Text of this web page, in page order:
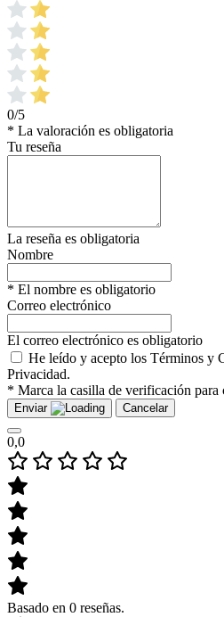
0/5
* La valoración es obligatoria
Tu reseña
La reseña es obligatoria
Nombre
* El nombre es obligatorio
Correo electrónico
El correo electrónico es obligatorio
He leído y acepto los Términos y
Privacidad.
* Marca la casilla de verificación para
Enviar Cancelar
0,0
Basado en 0 reseñas.